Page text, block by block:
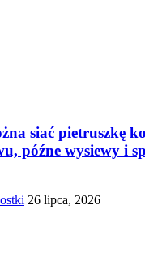
siać pietruszkę
późne wysiewy i
26 lipca, 2026